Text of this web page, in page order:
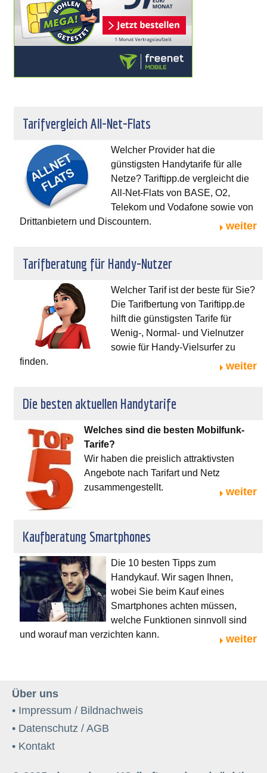
Tarifvergleich All-Net-Flats
Welcher Provider hat die
günstigsten Handytarife für alle
Netze? Tariftipp.de vergleicht die
All-Net-Flats von BASE, O2,
Telekom und Vodafone sowie von
Drittanbietern und Discountern.
weiter
Tarifberatung für Handy-Nutzer
Welcher Tarif ist der beste für Sie?
Die Tarifbertung von Tariftipp.de
hilft die günstigsten Tarife für
Wenig-, Normal- und Vielnutzer
sowie für Handy-Vielsurfer zu
finden.
weiter
Die besten aktuellen Handytarife
Welches sind die besten Mobilfunk-
Tarife?
Wir haben die preislich attraktivsten
Angebote nach Tarifart und Netz
zusammengestellt.
weiter
Kaufberatung Smartphones
Die 10 besten Tipps zum
Handykauf. Wir sagen Ihnen,
wobei Sie beim Kauf eines
Smartphones achten müssen,
welche Funktionen sinnvoll sind
und worauf man verzichten kann.
weiter
Über uns
• Impressum / Bildnachweis
• Datenschutz / AGB
• Kontakt